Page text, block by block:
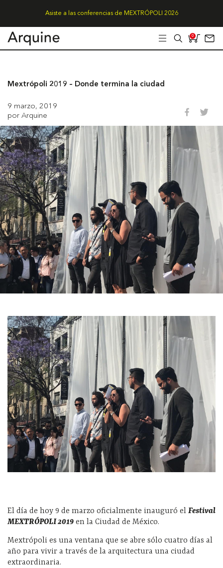
Asiste a las conferencias de MEXTRÓPOLI 2026
0
Mextrópoli 2019 – Donde termina la ciudad
9 marzo, 2019
por Arquine
El día de hoy 9 de marzo oficialmente inauguró el Festival
MEXTRÓPOLI 2019 en la Ciudad de México.
Mextrópoli es una ventana que se abre sólo cuatro días al
año para vivir a través de la arquitectura una ciudad
extraordinaria.